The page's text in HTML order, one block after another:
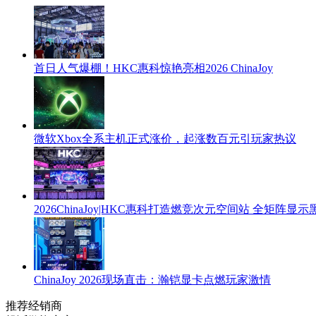
首日人气爆棚！HKC惠科惊艳亮相2026 ChinaJoy
微软Xbox全系主机正式涨价，起涨数百元引玩家热议
2026ChinaJoy|HKC惠科打造燃竞次元空间站 全矩阵显示
ChinaJoy 2026现场直击：瀚铠显卡点燃玩家激情
推荐经销商